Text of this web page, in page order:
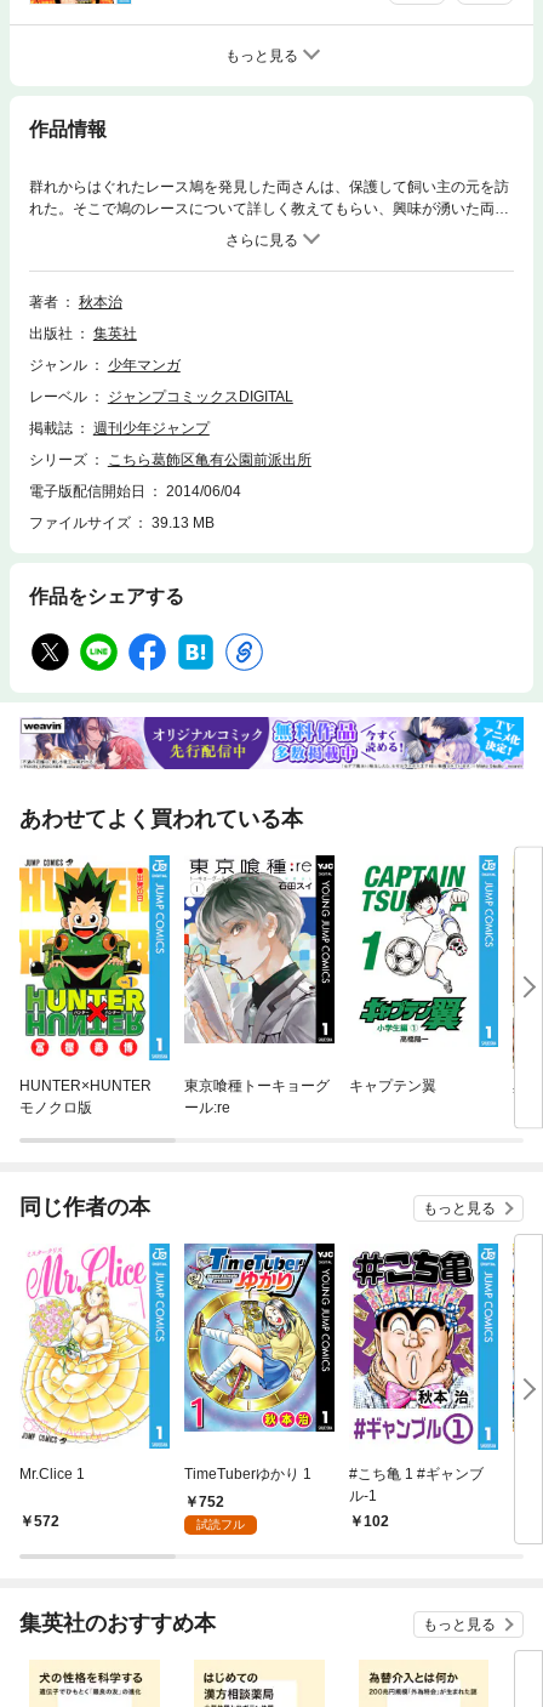
もっと見る
作品情報
群れからはぐれたレース鳩を発見した両さんは、保護して飼い主の元を訪
れた。そこで鳩のレースについて詳しく教えてもらい、興味が湧いた両さ
んは自ら参加することに…！「天翔る鳩たちの巻」他8編収録！
著者
秋本治
出版社
集英社
ジャンル
少年マンガ
レーベル
ジャンプコミックスDIGITAL
掲載誌
週刊少年ジャンプ
シリーズ
こちら葛飾区亀有公園前派出所
電子版配信開始日
2014/06/04
ファイルサイズ
39.13 MB
作品をシェアする
あわせてよく買われている本
HUNTER×HUNTER
モノクロ版
東京喰種トーキョーグ
ール:re
キャプテン翼 異
同じ作者の本 もっと見る
Mr.Clice 1
572
TimeTuberゆかり 1
752
試読フル
#こち亀 1 #ギャンブ
ル‐1
102
集英社のおすすめ本 もっと見る